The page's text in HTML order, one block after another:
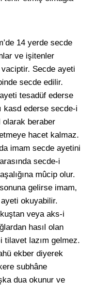
14 yerde secde
ve işitenler
Secde ayeti
secde edilir.
tesadüf ederse
kasd ederse secde-i
beraber
hacet kalmaz.
imam secde ayetini
secde-i
mûcip olur.
gelirse imam,
okuyabilir.
veya aks-i
hasıl olan
lazım gelmez.
ekber diyerek
subhâne
dua okunur ve